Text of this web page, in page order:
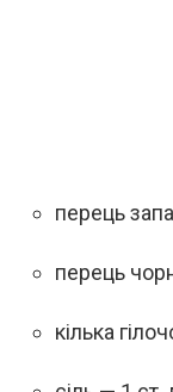
перець
перець
кілька